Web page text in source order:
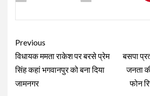
Continue
Reading
Previous
विधायक ममता राकेश पर बरसे प्रेम
सिंह कहां भगवानपुर को बना दिया
जामनगर
बसपा
जनता
फोन